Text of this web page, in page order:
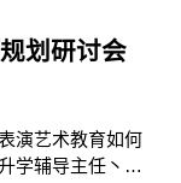
划研讨会
演艺术教育如何
学辅导主任丶辅